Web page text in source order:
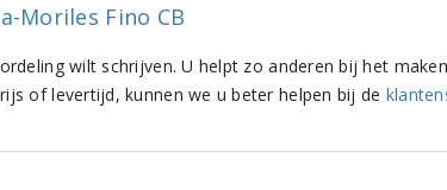
Moriles Fino CB
wilt schrijven. U helpt zo anderen bij het
of levertijd, kunnen we u beter helpen bij de